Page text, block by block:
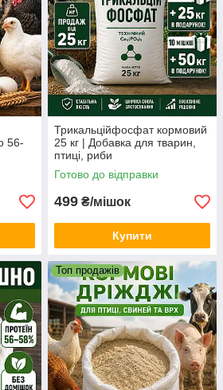
56-
Трикальційфосфат кормовий
25 кг | Добавка для тварин,
птиці, риби
Готово до відправки
499 ₴/мішок
Купити
Топ продажів